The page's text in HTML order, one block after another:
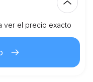
150.00
ver el precio exacto